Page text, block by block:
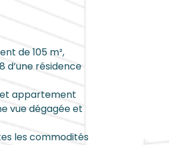
de 105 m²,
d’une résidence
appartement
vue dégagée et
les commodités